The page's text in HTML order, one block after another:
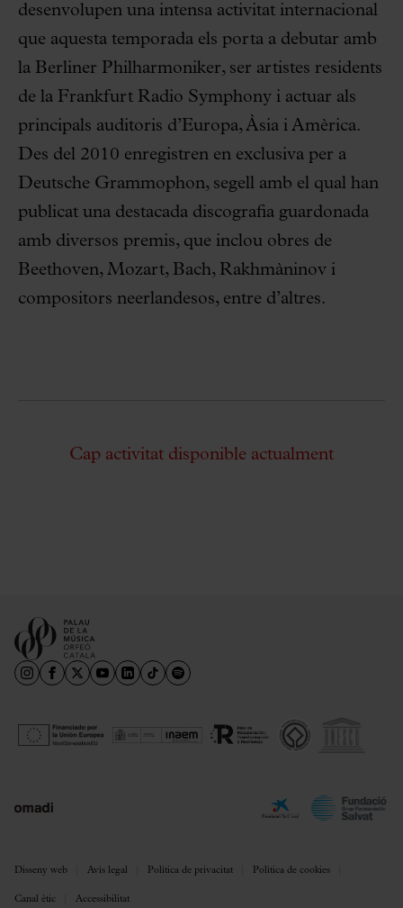
desenvolupen una intensa activitat internacional
que aquesta temporada els porta a debutar amb
la Berliner Philharmoniker, ser artistes residents
de la Frankfurt Radio Symphony i actuar als
principals auditoris d’Europa, Àsia i Amèrica.
Des del 2010 enregistren en exclusiva per a
Deutsche Grammophon, segell amb el qual han
publicat una destacada discografia guardonada
amb diversos premis, que inclou obres de
Beethoven, Mozart, Bach, Rakhmàninov i
compositors neerlandesos, entre d’altres.
Cap activitat disponible actualment
Disseny web Avís legal Política de privacitat Política de cookies
Canal ètic Accessibilitat